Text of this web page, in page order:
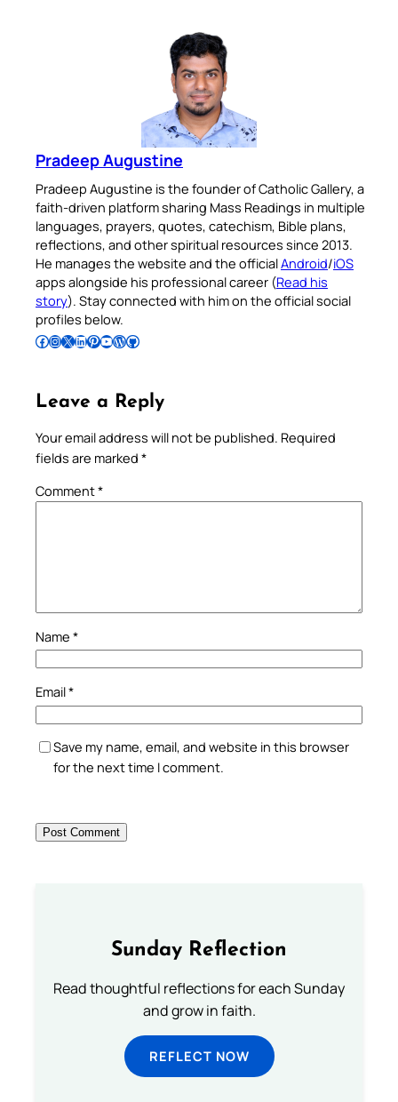
Pradeep Augustine
Pradeep Augustine is the founder of Catholic Gallery, a
faith-driven platform sharing Mass Readings in multiple
languages, prayers, quotes, catechism, Bible plans,
reflections, and other spiritual resources since 2013.
He manages the website and the officialAndroid/iOS
apps alongside his professional career (Read his
story). Stay connected with him on the official social
profiles below.
Follow Pradeep on Facebook Follow Pradeep on InstagramFollow Pradeep on X Follow Pradeep on LinkedIn Follow Pradeep on Pinterest Subscribe to Pradeep’s Youtube Channel Follow Pradeep on WordPress Follow Pradeep on GitHub
Leave a Reply
Your email address will not be published. Required
fields are marked *
Comment*
Name *
Email*
Save my name, email, and website in this browser
for the next time I comment.
Sunday Reflection
Read thoughtful reflections for each Sunday
and grow in faith.
REFLECT NOW